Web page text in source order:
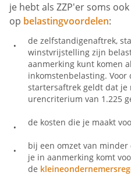
je hebt als ZZP'er soms
op belastingvoordelen:
de zelfstandigenaftrek,
winstvrijstelling zijn
aanmerking kunt komen
inkomstenbelasting.
startersaftrek geldt dat je
urencriterium van 1.225
de kosten die je maakt
bij een omzet van
je in aanmerking komt
de